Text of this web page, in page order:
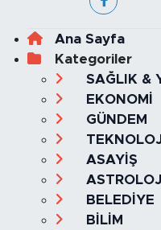
Ana Sayfa
Kategoriler
SAĞLIK &
EKONOMİ
GÜNDEM
ASAYİŞ
BELEDİYE
BİLİM